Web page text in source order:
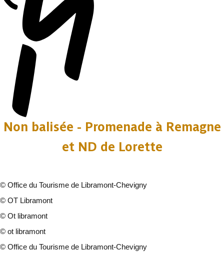
Non balisée - Promenade à Remagne
et ND de Lorette
© Office du Tourisme de Libramont-Chevigny
© OT Libramont
© Ot libramont
© ot libramont
© Office du Tourisme de Libramont-Chevigny